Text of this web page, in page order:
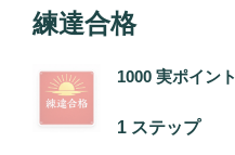
練達合格
1000 実ポイント
1 ステップ